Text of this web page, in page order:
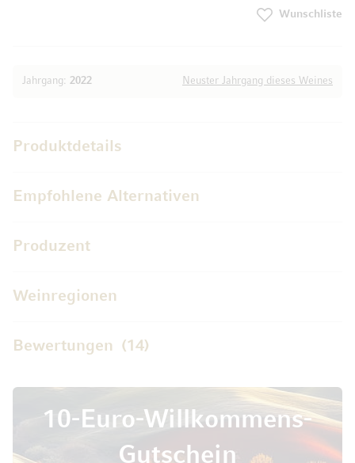
Jahrgang: 2022 Neuster Jahrgang dieses Weines
Wunschliste
Produktdetails
Empfohlene Alternativen
Produzent
Weinregionen
Bewertungen 14
10-Euro-Willkommens-
Gutschein